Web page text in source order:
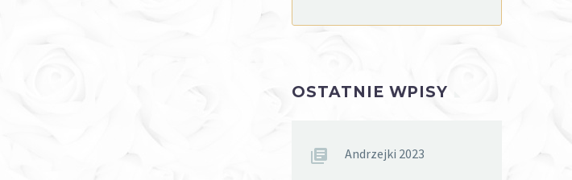
OSTATNIE WPISY
Andrzejki 2023